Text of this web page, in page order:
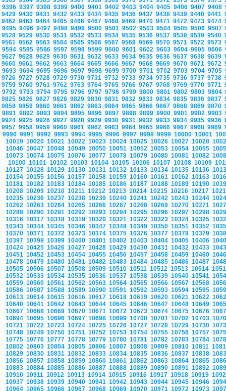
9396 9397 9398 9399 9400 9401 9402 9403 9404 9405 9406 9407 9408
9429 9430 9431 9432 9433 9434 9435 9436 9437 9438 9439 9440 9441
9462 9463 9464 9465 9466 9467 9468 9469 9470 9471 9472 9473 9474
9495 9496 9497 9498 9499 9500 9501 9502 9503 9504 9505 9506 9507
9528 9529 9530 9531 9532 9533 9534 9535 9536 9537 9538 9539 9540
9561 9562 9563 9564 9565 9566 9567 9568 9569 9570 9571 9572 9573
9594 9595 9596 9597 9598 9599 9600 9601 9602 9603 9604 9605 9606
9627 9628 9629 9630 9631 9632 9633 9634 9635 9636 9637 9638 9639
9660 9661 9662 9663 9664 9665 9666 9667 9668 9669 9670 9671 9672
9693 9694 9695 9696 9697 9698 9699 9700 9701 9702 9703 9704 9705
9726 9727 9728 9729 9730 9731 9732 9733 9734 9735 9736 9737 9738
9759 9760 9761 9762 9763 9764 9765 9766 9767 9768 9769 9770 9771
9792 9793 9794 9795 9796 9797 9798 9799 9800 9801 9802 9803 9804
9825 9826 9827 9828 9829 9830 9831 9832 9833 9834 9835 9836 9837
9858 9859 9860 9861 9862 9863 9864 9865 9866 9867 9868 9869 9870
9891 9892 9893 9894 9895 9896 9897 9898 9899 9900 9901 9902 9903
9924 9925 9926 9927 9928 9929 9930 9931 9932 9933 9934 9935 9936
9957 9958 9959 9960 9961 9962 9963 9964 9965 9966 9967 9968 9969
9990 9991 9992 9993 9994 9995 9996 9997 9998 9999 10000 10001
10019 10020 10021 10022 10023 10024 10025 10026 10027 10028
10046 10047 10048 10049 10050 10051 10052 10053 10054 10055
10073 10074 10075 10076 10077 10078 10079 10080 10081 10082
10100 10101 10102 10103 10104 10105 10106 10107 10108 10109
10127 10128 10129 10130 10131 10132 10133 10134 10135 10136
10154 10155 10156 10157 10158 10159 10160 10161 10162 10163
10181 10182 10183 10184 10185 10186 10187 10188 10189 10190
10208 10209 10210 10211 10212 10213 10214 10215 10216 10217
10235 10236 10237 10238 10239 10240 10241 10242 10243 10244
10262 10263 10264 10265 10266 10267 10268 10269 10270 10271
10289 10290 10291 10292 10293 10294 10295 10296 10297 10298
10316 10317 10318 10319 10320 10321 10322 10323 10324 10325
10343 10344 10345 10346 10347 10348 10349 10350 10351 10352
10370 10371 10372 10373 10374 10375 10376 10377 10378 10379
10397 10398 10399 10400 10401 10402 10403 10404 10405 10406
10424 10425 10426 10427 10428 10429 10430 10431 10432 10433
10451 10452 10453 10454 10455 10456 10457 10458 10459 10460
10478 10479 10480 10481 10482 10483 10484 10485 10486 10487
10505 10506 10507 10508 10509 10510 10511 10512 10513 10514
10532 10533 10534 10535 10536 10537 10538 10539 10540 10541
10559 10560 10561 10562 10563 10564 10565 10566 10567 10568
10586 10587 10588 10589 10590 10591 10592 10593 10594 10595
10613 10614 10615 10616 10617 10618 10619 10620 10621 10622
10640 10641 10642 10643 10644 10645 10646 10647 10648 10649
10667 10668 10669 10670 10671 10672 10673 10674 10675 10676
10694 10695 10696 10697 10698 10699 10700 10701 10702 10703
10721 10722 10723 10724 10725 10726 10727 10728 10729 10730
10748 10749 10750 10751 10752 10753 10754 10755 10756 10757
10775 10776 10777 10778 10779 10780 10781 10782 10783 10784
10802 10803 10804 10805 10806 10807 10808 10809 10810 10811
10829 10830 10831 10832 10833 10834 10835 10836 10837 10838
10856 10857 10858 10859 10860 10861 10862 10863 10864 10865
10883 10884 10885 10886 10887 10888 10889 10890 10891 10892
10910 10911 10912 10913 10914 10915 10916 10917 10918 10919
10937 10938 10939 10940 10941 10942 10943 10944 10945 10946
10964 10965 10966 10967 10968 10969 10970 10971 10972 10973